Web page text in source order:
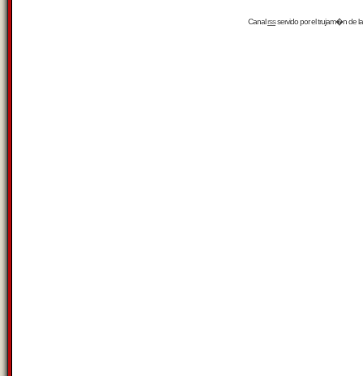
Canalrssservido por eltrujam�nde